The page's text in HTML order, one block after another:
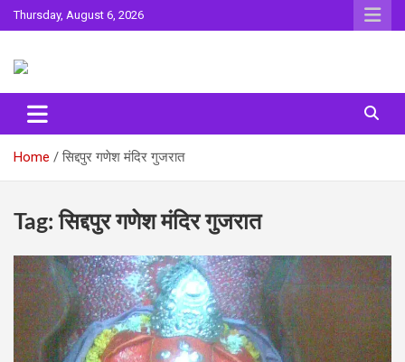
Skip
to
Thursday, August 6, 2026
Surta
Home सिद्दपुर गणेश मंदिर गुजरात
Tag:सिद्दपुर गणेश मंदिर गुजरात